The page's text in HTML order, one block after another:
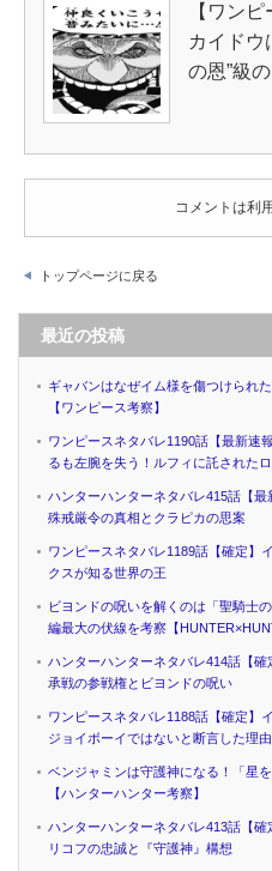
【ワン
カイドウ
の恩”級
コメントは利
トップページに戻る
最近の投稿
ギャバンはなぜイム様を傷つけられ
【ワンピース考察】
ワンピースネタバレ1190話【最新速
るも左腕を失う！ルフィに託された
ハンターハンターネタバレ415話【
殊戒厳令の真相とクラピカの思案
ワンピースネタバレ1189話【確定】
クスが知る世界の王
ビヨンドの呪いを解くのは「聖騎士
編最大の伏線を考察【
ハンターハンターネタバレ414話【
承戦の参戦権とビヨンドの呪い
ワンピースネタバレ1188話【確定】
ジョイボーイではないと断言した理由
ベンジャミンは守護神になる！「星
【ハンターハンター考察】
ハンターハンターネタバレ413話【
リコフの忠誠と『守護神』構想